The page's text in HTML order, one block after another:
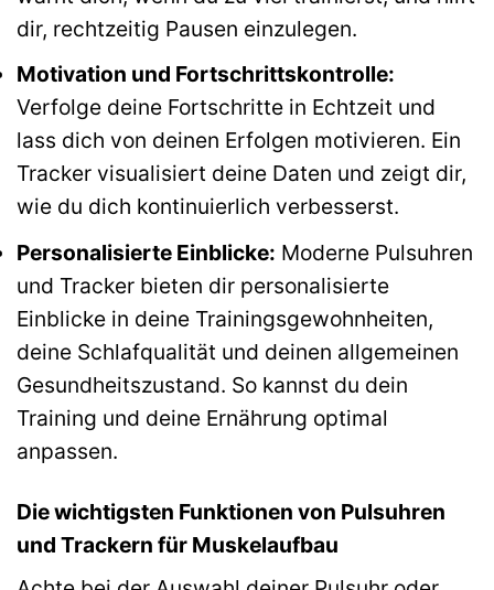
dir, rechtzeitig Pausen einzulegen.
Motivation und Fortschrittskontrolle:
Verfolge deine Fortschritte in Echtzeit und
lass dich von deinen Erfolgen motivieren. Ein
Tracker visualisiert deine Daten und zeigt dir,
wie du dich kontinuierlich verbesserst.
Personalisierte Einblicke: Moderne Pulsuhren
und Tracker bieten dir personalisierte
Einblicke in deine Trainingsgewohnheiten,
deine Schlafqualität und deinen allgemeinen
Gesundheitszustand. So kannst du dein
Training und deine Ernährung optimal
anpassen.
Die wichtigsten Funktionen von Pulsuhren
und Trackern für Muskelaufbau